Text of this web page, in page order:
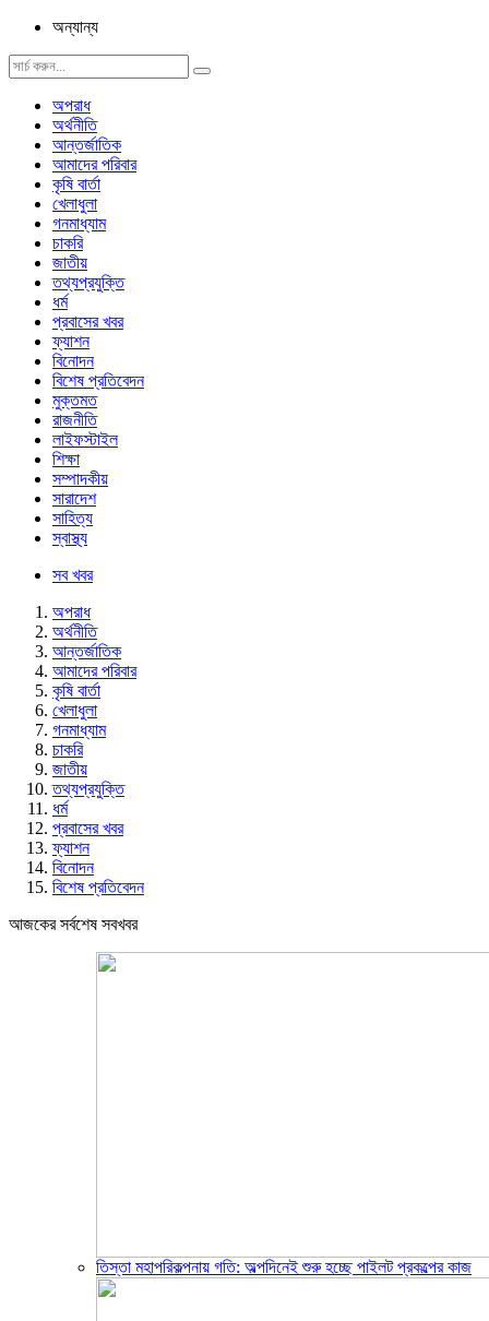
অন্যান্য
অপরাধ
অর্থনীতি
আন্তর্জাতিক
আমাদের পরিবার
কৃষি বার্তা
খেলাধুলা
গনমাধ্যাম
চাকরি
জাতীয়
তথ্যপ্রযুক্তি
ধর্ম
প্রবাসের খবর
ফ্যাশন
বিনোদন
বিশেষ প্রতিবেদন
মুক্তমত
রাজনীতি
লাইফস্টাইল
শিক্ষা
সম্পাদকীয়
সারাদেশ
সাহিত্য
স্বাস্থ্য
সব খবর
অপরাধ
অর্থনীতি
আন্তর্জাতিক
আমাদের পরিবার
কৃষি বার্তা
খেলাধুলা
গনমাধ্যাম
চাকরি
জাতীয়
তথ্যপ্রযুক্তি
ধর্ম
প্রবাসের খবর
ফ্যাশন
বিনোদন
বিশেষ প্রতিবেদন
আজকের সর্বশেষ সবখবর
তিস্তা মহাপরিকল্পনায় গতি: অল্পদিনেই শুরু হচ্ছে পাইলট প্রকল্পের কাজ